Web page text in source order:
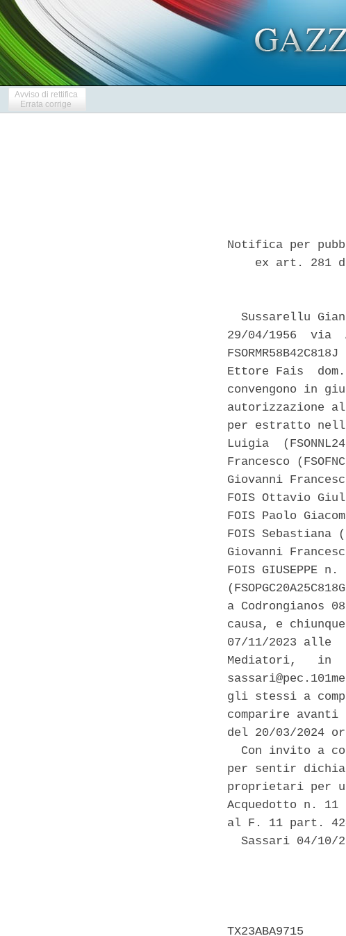
Avviso di rettifica
Errata corrige
Notifica per
ex art. 281
Sussarellu
29/04/1956  via
Ettore Fais
convengono in
autorizzazione
per estratto
Luigia
Francesco
Giovanni
FOIS Ottavio
FOIS Paolo
FOIS Sebastiana
Giovanni
FOIS GIUSEPPE
a Codrongianos
causa, e
07/11/2023 alle
Mediatori,   in
gli stessi a
comparire
del 20/03/2024
Con invito a
per sentir
proprietari per
Acquedotto n.
al F. 11 part.
Sassari 04/10/